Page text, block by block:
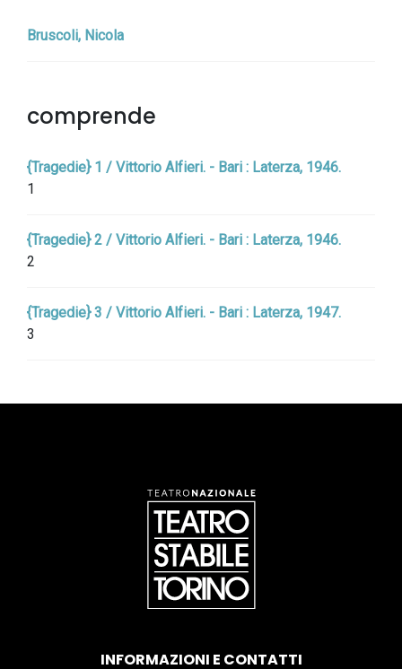
Bruscoli, Nicola
comprende
{Tragedie} 1 / Vittorio Alfieri. - Bari : Laterza, 1946.
1
{Tragedie} 2 / Vittorio Alfieri. - Bari : Laterza, 1946.
2
{Tragedie} 3 / Vittorio Alfieri. - Bari : Laterza, 1947.
3
INFORMAZIONI E CONTATTI